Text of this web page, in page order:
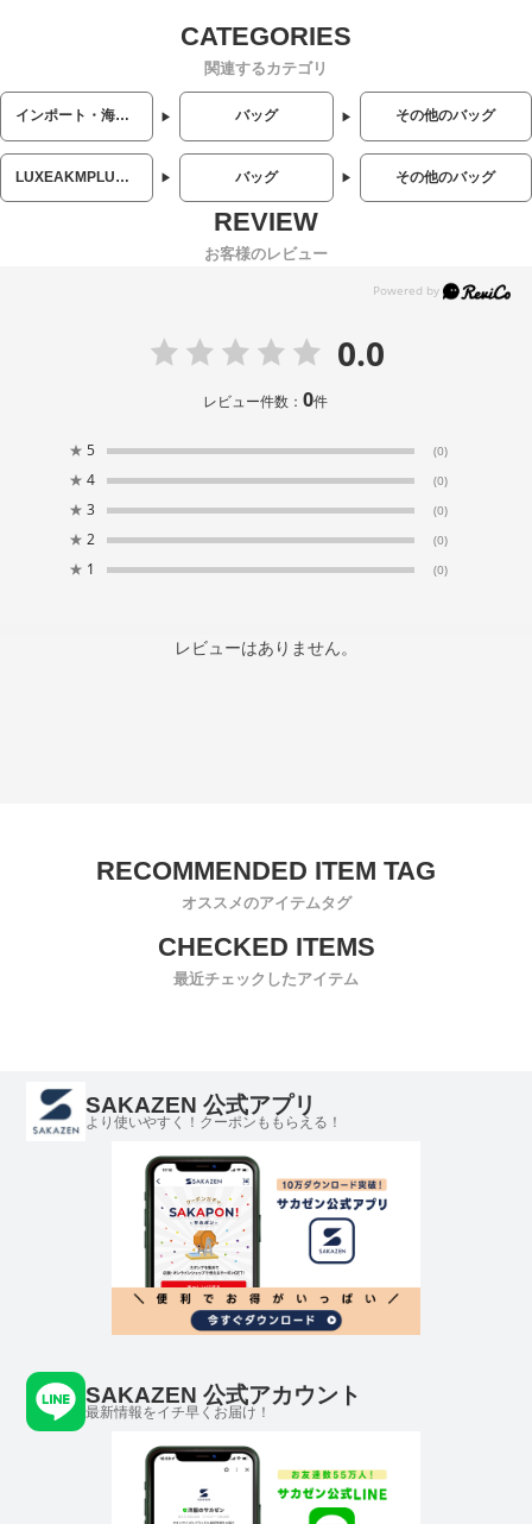
関連するカテゴリ
インポート・海外人気ブランド バッグ その他のバッグ
LUXEAKMPLUS (リュクスエイケイエムプラス) バッグ その他のバッグ
お客様のレビュー
0.0
レビュー件数：0件
★ 5 (0)
★ 4 (0)
★ 3 (0)
★ 2 (0)
★ 1 (0)
レビューはありません。
オススメのアイテムタグ
最近チェックしたアイテム
SAKAZEN 公式アプリ
より使いやすく！クーポンももらえる！
SAKAZEN 公式アカウント
最新情報をイチ早くお届け！